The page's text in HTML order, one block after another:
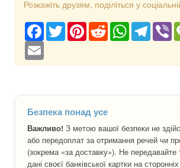
Розкажіть друзям, поділіться у
Facebook
TwitterPinterestRedditWhatsApp
Безпека понад усе
Важливо! З метою вашої безпеки не
або передоплат за отримання речей чи
(зокрема «за доставку»). Не передавайте
дані своєї банківської картки на